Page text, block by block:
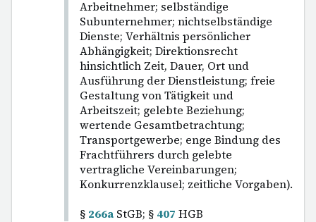
Arbeitnehmer; selbständige
Subunternehmer; nichtselbständige
Dienste; Verhältnis persönlicher
Abhängigkeit; Direktionsrecht
hinsichtlich Zeit, Dauer, Ort und
Ausführung der Dienstleistung; freie
Gestaltung von Tätigkeit und
Arbeitszeit; gelebte Beziehung;
wertende Gesamtbetrachtung;
Transportgewerbe; enge Bindung des
Frachtführers durch gelebte
vertragliche Vereinbarungen;
Konkurrenzklausel; zeitliche Vorgaben).
§ 266a StGB; § 407 HGB